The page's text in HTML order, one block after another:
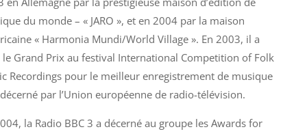
du monde – « JARO », et en 2004 par la maison
« Harmonia Mundi/World Village ». En 2003, il a
le Grand Prix au festival International Competition of Folk
Recordings pour le meilleur enregistrement de musique
par l’Union européenne de radio-télévision.
la Radio BBC 3 a décerné au groupe les Awards for